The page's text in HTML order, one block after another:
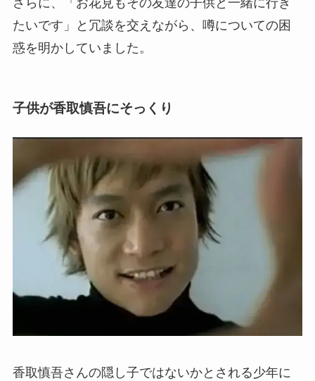
さらに、「お花見もその友達の子供と一緒に行き
たいです」と冗談を交えながら、噂についての困
惑を明かしていました。
子供が香取慎吾にそっくり
香取慎吾さんの隠し子ではないかとされる少年に